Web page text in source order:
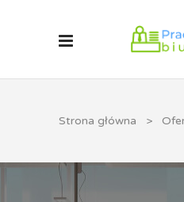
Strona główna >